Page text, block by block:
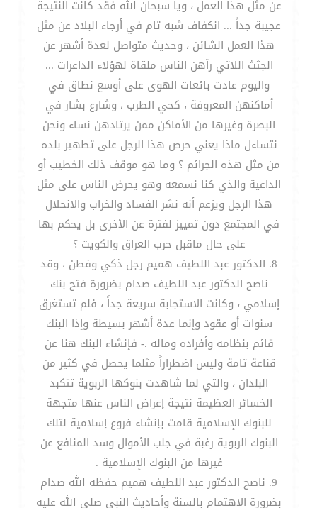
عن مثل هذا العمل ، ويا سبحان الله فقد كانت النتيجة
عجيبة جداً ... انكفاف شبه تام في أرجاء البلاد عن مثل
هذا العمل الشائن ، وحديث متواصل لعدة أشهر عن
الجثث اللاتي رآهن الناس ملقاة لهؤلاء الداعرات ...
واليوم عادت بائعات الهوى على أوسع نطاق في
أماكنهن المعروفة ، كحي الطرب ، وشارع بشار في
البصرة وغيرها من الأماكن ممن يرتادهن نساء ونحن
نتساءل ماذا يعني حرص هذا الرجل على تطهير بلده
من مثل هذه الجرائم ؟ وما هو موقف ذلك الخطيب أو
الداعية والذي كنا نسمعه وهو يحرض الناس على مثل
هذا الرجل ويزعم أنه نشر الفساد والخراب والانحلال
في المجتمع دون تمييز لفترة عن الأخرى بل يحكم بها
على حال ماقبل حرب العراق والكويت ؟
8. الدكتور عبد اللطيف هميم رجل ذكي وفطن ، وقد
ناصح الدكتور عبد اللطيف صدام بضرورة فتح بنك
إسلامي ، وكانت الاستجابة سريعة جداً ، فلم تستغرق
سنوات أو عقود وإنما عدة أشهر بسيطة وإذا البنك
قائم بنظامه وأفراده وماله .- فإنشاء البنك هنا عن
قناعة تامة وليس اضطراراً مثلما يحصل في كثير من
البلدان ، والتي لما شاهدت بنوكها الربوية تتكبد
الخسائر العظيمة نتيجة إعراض الناس عنها متجهة
للبنوك الإسلامية قامت بإنشاء فروع إسلامية لتلك
البنوك الربوية رغبة في جلب الأموال وسد المنافع عن
غيرها من البنوك الإسلامية .
9. ناصح الدكتور عبد اللطيف هميم حفظه الله صدام
بضرورة الاهتمام بالسنة وأحاديث النبي صلى الله عليه